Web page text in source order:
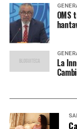
“La
para
OMS
La